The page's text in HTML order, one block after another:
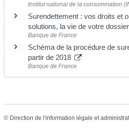
Institut national de la consommation
Surendettement : vos droits et
solutions, la vie de votre dossier
Banque de France
Schéma de la procédure de
partir de 2018
Banque de France
© Direction de l'information légale et